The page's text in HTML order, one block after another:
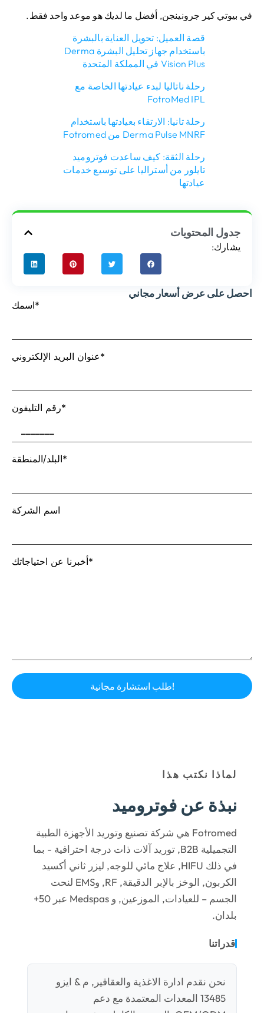
في بيوتي كير جرونينجن, أفضل ما لديك هو موعد واحد فقط.
قصة العميل: تحويل العناية بالبشرة
باستخدام جهاز تحليل البشرة Derma
Vision Plus في المملكة المتحدة
رحلة ناتاليا لبدء عيادتها الخاصة مع
FotroMed IPL
رحلة تانيا: الارتقاء بعيادتها باستخدام
Derma Pulse MNRF من Fotromed
رحلة الثقة: كيف ساعدت فوتروميد
تايلور من أستراليا على توسيع خدمات
عيادتها
جدول المحتويات
يشارك:
احصل على عرض أسعار مجاني
اسمك*
عنوان البريد الإلكتروني*
رقم التليفون*
البلد/المنطقة*
اسم الشركة
أخبرنا عن احتياجاتك*
لماذا نكتب هذا
نبذة عن فوتروميد
Fotromed هي شركة تصنيع وتوريد الأجهزة الطبية
التجميلية B2B, توريد آلات ذات درجة احترافية - بما
في ذلك HIFU, علاج مائي للوجه, ليزر ثاني أكسيد
الكربون, الوخز بالإبر الدقيقة, RF, وEMS لنحت
الجسم – للعيادات, الموزعين, و Medspas عبر 50+
بلدان.
قدراتنا
نحن نقدم ادارة الاغذية والعقاقير, م & ايزو
13485 المعدات المعتمدة مع دعم